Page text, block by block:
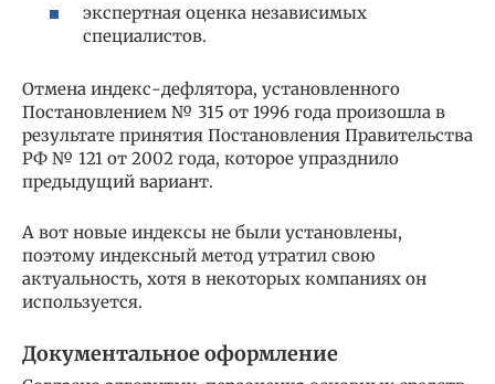
экспертная оценка независимых
специалистов.
Отмена индекс-дефлятора, установленного
Постановлением № 315 от 1996 года произошла в
результате принятия Постановления Правительства
РФ № 121 от 2002 года, которое упразднило
предыдущий вариант.
А вот новые индексы не были установлены,
поэтому индексный метод утратил свою
актуальность, хотя в некоторых компаниях он
используется.
Документальное оформление